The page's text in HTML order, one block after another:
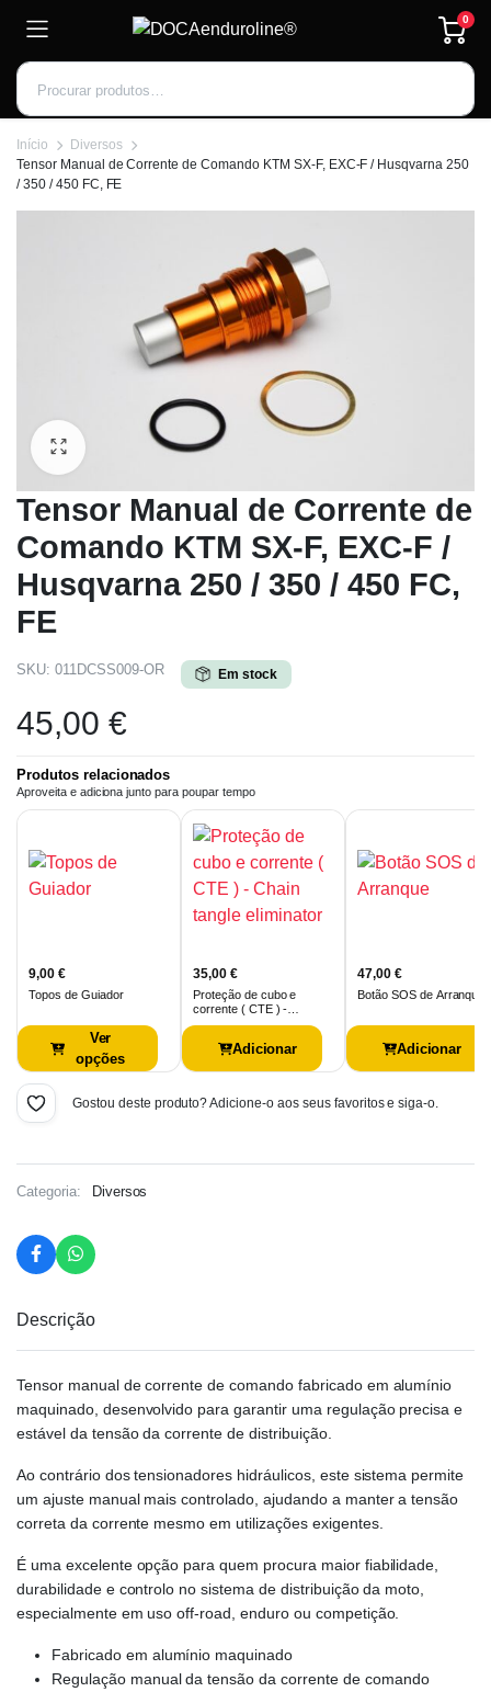
0
Início
Diversos
Tensor Manual de Corrente de Comando KTM SX-F, EXC-F / Husqvarna 250
/ 350 / 450 FC, FE
Tensor Manual de Corrente de
Comando KTM SX-F, EXC-F /
Husqvarna 250 / 350 / 450 FC,
FE
SKU: 011DCSS009-OR Em stock
45,00 €
Produtos relacionados
Aproveita e adiciona junto para poupar tempo
9,00 €
Topos de Guiador
Ver
opções
35,00 €
Proteção de cubo e
corrente ( CTE ) -
Chain…
Adicionar
47,00 €
Botão SOS de Arranque
Adicionar
Gostou deste produto? Adicione-o aos seus favoritos e siga-o.
Categoria: Diversos
Descrição
Tensor manual de corrente de comando fabricado em alumínio
maquinado, desenvolvido para garantir uma regulação precisa e
estável da tensão da corrente de distribuição.
Ao contrário dos tensionadores hidráulicos, este sistema permite
um ajuste manual mais controlado, ajudando a manter a tensão
correta da corrente mesmo em utilizações exigentes.
É uma excelente opção para quem procura maior fiabilidade,
durabilidade e controlo no sistema de distribuição da moto,
especialmente em uso off-road, enduro ou competição.
Fabricado em alumínio maquinado
Regulação manual da tensão da corrente de comando